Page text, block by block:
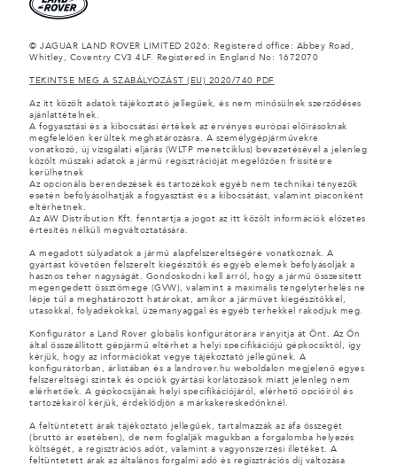
© JAGUAR LAND ROVER LIMITED 2026: Registered office: Abbey Road,
Whitley, Coventry CV3 4LF. Registered in England No: 1672070
TEKINTSE MEG A SZABÁLYOZÁST (EU) 2020/740 PDF
Az itt közölt adatok tájékoztató jellegűek, és nem minősülnek szerződéses
ajánlattételnek.
A fogyasztási és a kibocsátási értékek az érvényes európai előírásoknak
megfelelően kerültek meghatározásra. A személygépjárművekre
vonatkozó, új vizsgálati eljárás (WLTP menetciklus) bevezetésével a jelenleg
közölt műszaki adatok a jármű regisztrációját megelőzően frissítésre
kerülhetnek
Az opcionális berendezések és tartozékok egyéb nem technikai tényezők
esetén befolyásolhatják a fogyasztást és a kibocsátást, valamint piaconként
eltérhetnek.
Az AW Distribution Kft. fenntartja a jogot az itt közölt információk előzetes
értesítés nélküli megváltoztatására.
A megadott súlyadatok a jármű alapfelszereltségére vonatkoznak. A
gyártást követően felszerelt kiegészítők és egyéb elemek befolyásolják a
hasznos teher nagyságát. Gondoskodni kell arról, hogy a jármű összesített
megengedett össztömege (GVW), valamint a maximális tengelyterhelés ne
lépje túl a meghatározott határokat, amikor a járművet kiegészítőkkel,
utasokkal, folyadékokkal, üzemanyaggal és egyéb terhekkel rakodjuk meg.
Konfigurátor a Land Rover globális konfigurátorára irányítja át Önt. Az Ön
által összeállított gépjármű eltérhet a helyi specifikációjú gépkocsiktól, így
kérjük, hogy az információkat vegye tájékoztató jellegűnek. A
konfigurátorban, árlistában és a landrover.hu weboldalon megjelenő egyes
felszereltségi szintek és opciók gyártási korlátozások miatt jelenleg nem
elérhetőek. A gépkocsijának helyi specifikációjáról, elérhető opcióiról és
tartozékairól kérjük, érdeklődjön a márkakereskedőnknél.
A feltüntetett árak tájékoztató jellegűek, tartalmazzák az áfa összegét
(bruttó ár esetében), de nem foglalják magukban a forgalomba helyezés
költségét, a regisztrációs adót, valamint a vagyonszerzési illetéket. A
feltüntetett árak az általános forgalmi adó és regisztrációs díj változása